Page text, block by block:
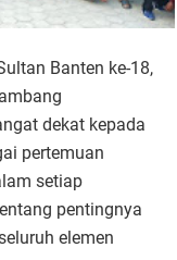
Banten ke-18,
dekat kepada
pertemuan
setiap
pentingnya
elemen